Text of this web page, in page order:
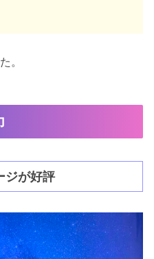
。
ジが好評